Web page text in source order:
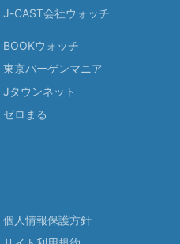
J-CAST会社ウォッチ
BOOKウォッチ
東京バーゲンマニア
Jタウンネット
ゼロまる
個人情報保護方針